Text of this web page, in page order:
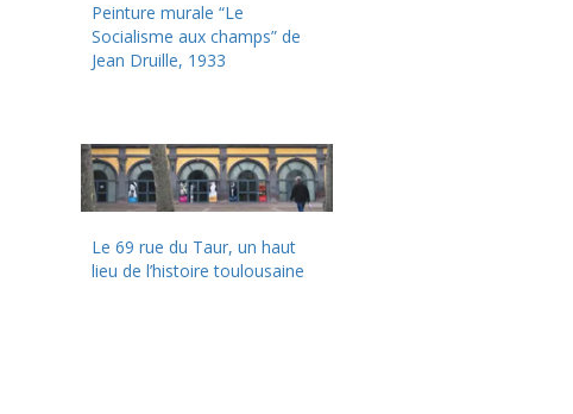
Peinture murale “Le
Socialisme aux champs” de
Jean Druille, 1933
Le 69 rue du Taur, un haut
lieu de l’histoire toulousaine